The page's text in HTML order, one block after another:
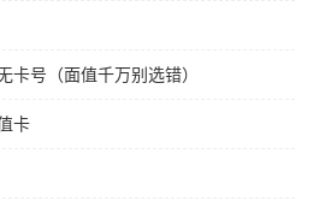
卡号（面值千万别选错）
卡